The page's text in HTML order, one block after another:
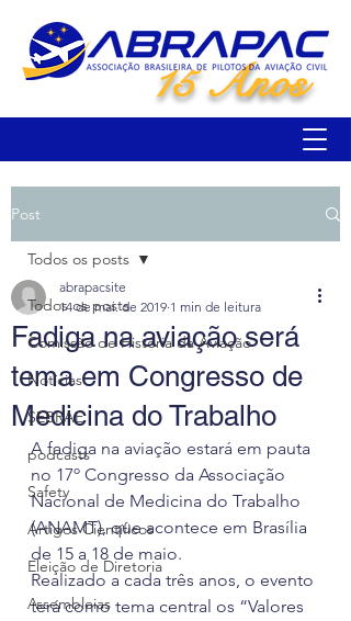
15 Anos
Post
Todos os posts
Comissão de História da Aviação
Notícias
SEBRAE
podcasts
Safety
Artigos Científicos
Eleição de Diretoria
Assembleias
Todos os posts
Fadiga na aviação será
tema em Congresso de
Medicina do Trabalho
abrapacsite
14 de mai. de 2019 1 min de leitura
A fadiga na aviação estará em pauta
no 17º Congresso da Associação
Nacional de Medicina do Trabalho
(ANAMT), que acontece em Brasília
de 15 a 18 de maio.
Realizado a cada três anos, o evento
terá como tema central os “Valores